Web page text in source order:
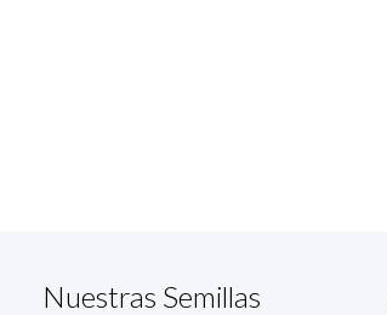
Nuestras Semillas